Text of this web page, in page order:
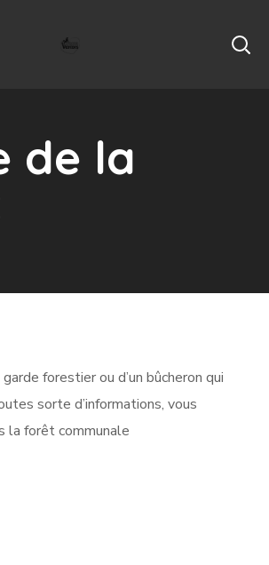
de la
forestier ou d’un bûcheron qui
sorte d’informations, vous
la forêt communale